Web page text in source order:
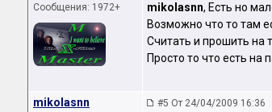
Сообщения: 1972+
mikolasnn, Есть но
Возможно что то там
Считать и прошить на
Просто то что есть на
mikolasnn #5 От 24/04/2009 16:36